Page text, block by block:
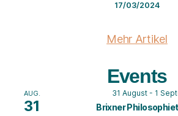
17/03/2024
Mehr Artikel
Events
AUG.
31
31 August- 1
Brixner